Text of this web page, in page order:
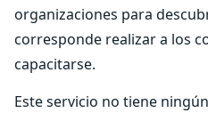
organizaciones para
corresponde realizar a los
capacitarse.
Este servicio no tiene